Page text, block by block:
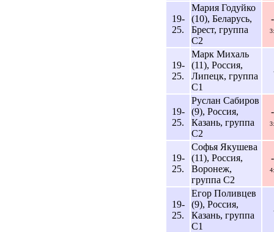
19-
25.
Мария Годуйко
(10), Беларусь,
Брест, группа
C2
19-
25.
Марк Михаль
(11), Россия,
Липецк, группа
C1
19-
25.
Руслан Сабиров
(9), Россия,
Казань, группа
C2
19-
25.
Софья Якушева
(11), Россия,
Воронеж,
группа C2
19-
25.
Егор Поливцев
(9), Россия,
Казань, группа
C1